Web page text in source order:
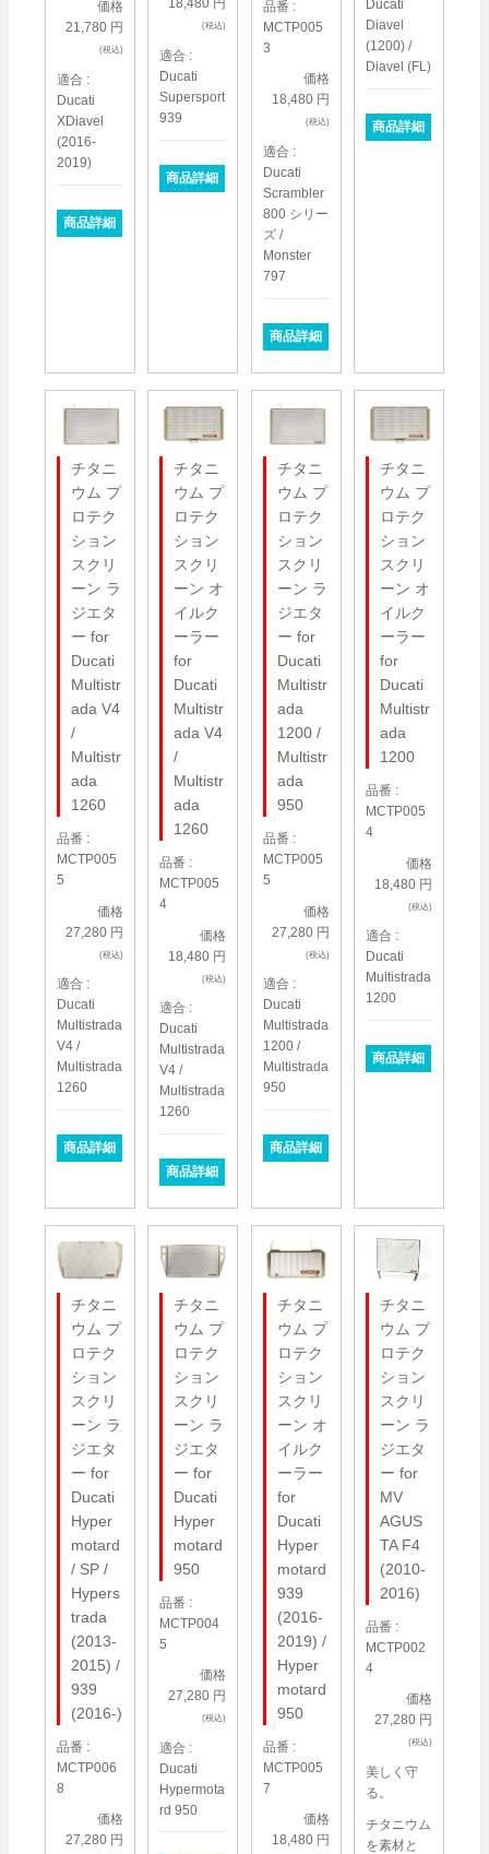
価格
21,780 円
(税込)
適合 :
Ducati
XDiavel
(2016-
2019)
商品詳細
18,480 円
(税込)
適合 :
Ducati
Supersport
939
商品詳細
品番 :
MCTP005
3
価格
18,480 円
(税込)
適合 :
Ducati
Scrambler
800 シリー
ズ /
Monster
797
商品詳細
Ducati
Diavel
(1200) /
Diavel (FL)
商品詳細
チタニ
ウム プ
ロテク
ション
スクリ
ーン ラ
ジエタ
ー for
Ducati
Multistr
ada V4
/
Multistr
ada
1260
品番 :
MCTP005
5
価格
27,280 円
(税込)
適合 :
Ducati
Multistrada
V4 /
Multistrada
1260
商品詳細
チタニ
ウム プ
ロテク
ション
スクリ
ーン オ
イルク
ーラー
for
Ducati
Multistr
ada V4
/
Multistr
ada
1260
品番 :
MCTP005
4
価格
18,480 円
(税込)
適合 :
Ducati
Multistrada
V4 /
Multistrada
1260
商品詳細
チタニ
ウム プ
ロテク
ション
スクリ
ーン ラ
ジエタ
ー for
Ducati
Multistr
ada
1200 /
Multistr
ada
950
品番 :
MCTP005
5
価格
27,280 円
(税込)
適合 :
Ducati
Multistrada
1200 /
Multistrada
950
商品詳細
チタニ
ウム プ
ロテク
ション
スクリ
ーン オ
イルク
ーラー
for
Ducati
Multistr
ada
1200
品番 :
MCTP005
4
価格
18,480 円
(税込)
適合 :
Ducati
Multistrada
1200
商品詳細
チタニ
ウム プ
ロテク
ション
スクリ
ーン ラ
ジエタ
ー for
Ducati
Hyper
motard
/ SP /
Hypers
trada
(2013-
2015) /
939
(2016-)
品番 :
MCTP006
8
価格
27,280 円
チタニ
ウム プ
ロテク
ション
スクリ
ーン ラ
ジエタ
ー for
Ducati
Hyper
motard
950
品番 :
MCTP004
5
価格
27,280 円
(税込)
適合 :
Ducati
Hypermota
rd 950
チタニ
ウム プ
ロテク
ション
スクリ
ーン オ
イルク
ーラー
for
Ducati
Hyper
motard
939
(2016-
2019) /
Hyper
motard
950
品番 :
MCTP005
7
価格
18,480 円
チタニ
ウム プ
ロテク
ション
スクリ
ーン ラ
ジエタ
ー for
MV
AGUS
TA F4
(2010-
2016)
品番 :
MCTP002
4
価格
27,280 円
(税込)
美しく守
る。
チタニウム
を素材と